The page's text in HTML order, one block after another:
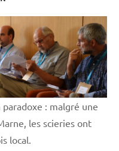
: malgré une
les scieries ont
local.